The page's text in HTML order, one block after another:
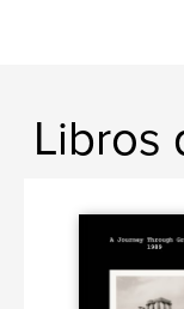
Libros